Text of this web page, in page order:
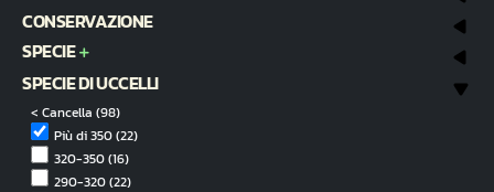
CONSERVAZIONE
SPECIE
SPECIE DI UCCELLI
< Cancella (98)
Più di 350(22)
320-350(16)
290-320(22)